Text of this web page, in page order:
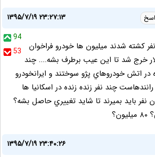
۱۳۹۵/۷/۱۹ ۲۳:۲۷:۱۳
94
53
در مملكت كفار ! ١٦ نفر كشته شدند ميليون ها خودرو فراخوان
خرج شد تا اين عيب برطرف بشه.... چند
در اتش خودروهاي پژو سوختند و ايرانخودرو
چند نفر زنده زنده در اسكانيا ها
نفر بايد بميرند تا شايد تغييري حاصل بشه؟
۱۳۹۵/۷/۱۹ ۲۳:۴۰:۲۶